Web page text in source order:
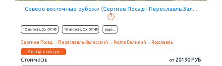
Северо-восточные рубежи (Сергиев Посад - Переславль-Зал...
?
12 августа, Ср. 07:45 19 августа, Ср. 07:45 eщё...
Сергиев Посад Переславль-Залесский Ростов Великий
Ярославль
Автобусный тур
Стоимость от 20190 РУБ